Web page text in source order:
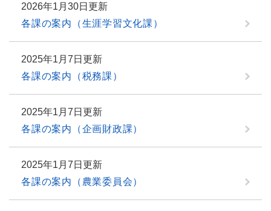
2026年1月30日更新
各課の案内（生涯学習文化課）
2025年1月7日更新
各課の案内（税務課）
2025年1月7日更新
各課の案内（企画財政課）
2025年1月7日更新
各課の案内（農業委員会）